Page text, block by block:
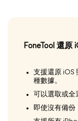
FoneTool 還原
支援還原 iOS
種數據。
可以選取或全
即使沒有備份